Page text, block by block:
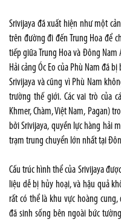
Srivijaya đã xuất hiện như một
trên đường đi đến Trung Hoa để
tiếp giữa Trung Hoa và Đông
Hải cảng Óc Eo của Phù Nam đã
Srivijaya và cũng vì Phù Nam
trường thế giới. Các vai trò của
Khmer, Chàm, Việt Nam, Pagan)
bởi Srivijaya, quyền lực hàng hải
trạm trung chuyển lớn nhất tại
Cấu trúc hình thể của Srivijaya
liệu dễ bị hủy hoại, và hậu quả
rất có thể là khu vực hoàng
đã sinh sống bên ngoài bức